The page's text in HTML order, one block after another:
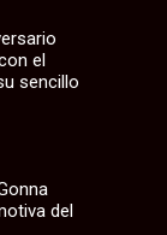
el
sencillo
del